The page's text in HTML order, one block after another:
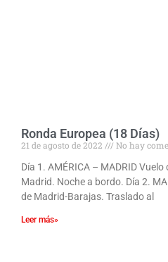
Ronda Europea (18 Días)
21 de agosto de 2022
No hay
Día 1. AMÉRICA – MADRID
Madrid. Noche a bordo. Día 2.
de Madrid-Barajas. Traslado al
Leer más»